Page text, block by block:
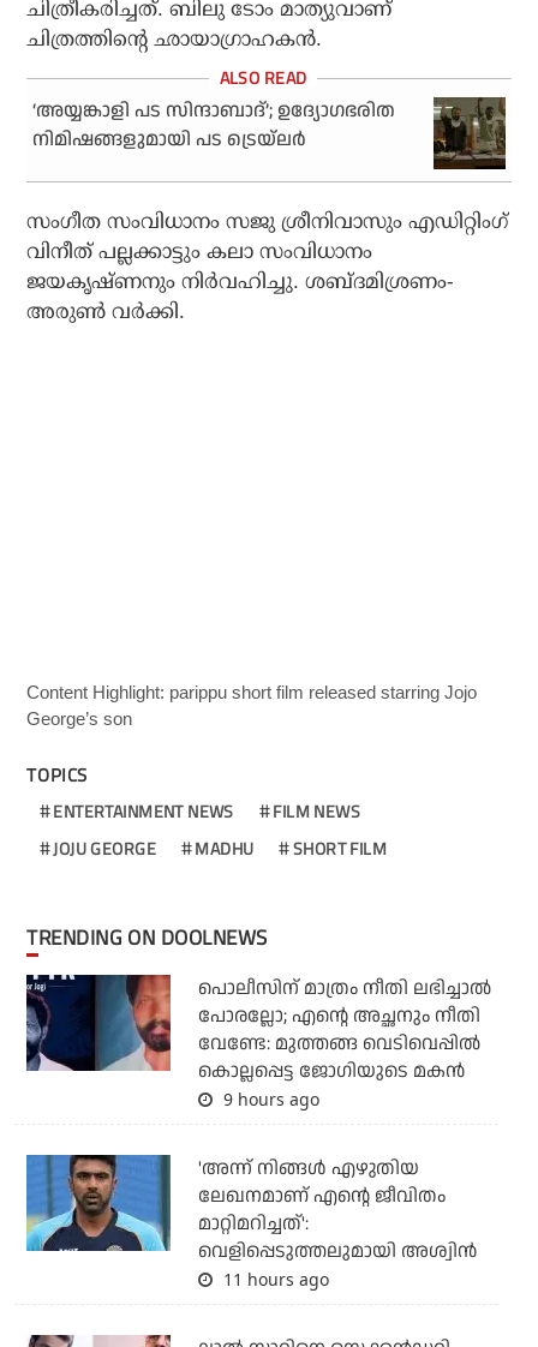
ചിത്രീകരിച്ചത്. ബിലു ടോം മാത്യുവാണ്
ചിത്രത്തിന്റെ ഛായാഗ്രാഹകന്‍.
‘അയ്യങ്കാളി പട സിന്ദാബാദ്’; ഉദ്യോഗഭരിത
നിമിഷങ്ങളുമായി പട ട്രെയ്‌ലര്‍
സംഗീത സംവിധാനം സജു ശ്രീനിവാസും എഡിറ്റിംഗ്
വിനീത് പല്ലക്കാട്ടും കലാ സംവിധാനം
ജയകൃഷ്ണനും നിര്‍വഹിച്ചു. ശബ്ദമിശ്രണം-
അരുണ്‍ വര്‍ക്കി.
Content Highlight: parippu short film released starring Jojo
George’s son
TOPICS
ENTERTAINMENT NEWS
FILM NEWS
JOJU GEORGE
MADHU SHORT FILM
TRENDING ON DOOLNEWS
പൊലീസിന് മാത്രം നീതി ലഭിച്ചാല്‍
പോരല്ലോ; എന്റെ അച്ഛനും നീതി
വേണ്ടേ: മുത്തങ്ങ വെടിവെപ്പില്‍
കൊല്ലപ്പെട്ട ജോഗിയുടെ മകന്‍
9 hours ago
'അന്ന് നിങ്ങള്‍ എഴുതിയ
ലേഖനമാണ് എന്റെ ജീവിതം
മാറ്റിമറിച്ചത്':
വെളിപ്പെടുത്തലുമായി അശ്വിന്‍
11 hours ago